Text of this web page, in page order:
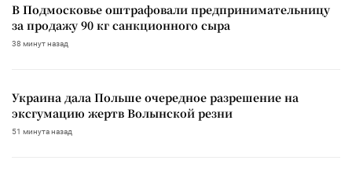
В Подмосковье оштрафовали предпринимательницу
за продажу 90 кг санкционного сыра
38 минут назад
Украина дала Польше очередное разрешение на
эксгумацию жертв Волынской резни
51 минута назад